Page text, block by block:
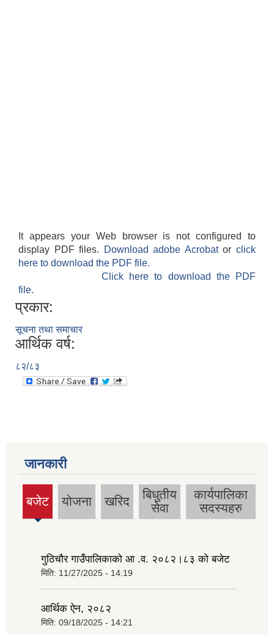
It appears your Web browser is not configured to
display PDF files.
Download adobe Acrobatorclick
here to download the PDF file.
Click here to download the PDF
file.
प्रकार:
सूचना तथा समाचार
आर्थिक वर्ष:
८२/८३
जानकारी
बजेट
(active
tab)
योजना खरिद
बिधुतीय
सेवा
कार्यपालिका
सदस्यहरु
गुठिचौर गाउँपालिकाको आ .व. २०८२।८३ को बजेट
मिति: 11/27/2025 - 14:19
आर्थिक ऐन, २०८२
मिति: 09/18/2025 - 14:21